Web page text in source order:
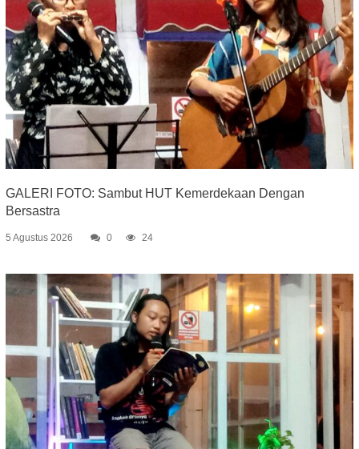
GALERI FOTO: Sambut HUT Kemerdekaan Dengan
Bersastra
5 Agustus 2026 0 24